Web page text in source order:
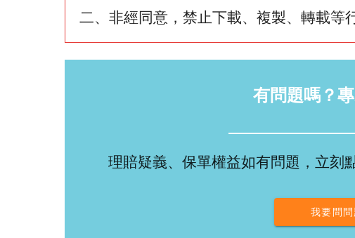
二、非經同意，禁止下載、複製、轉載等行
有問題嗎？
理賠疑義、保單權益如有問題，立刻
我要問問